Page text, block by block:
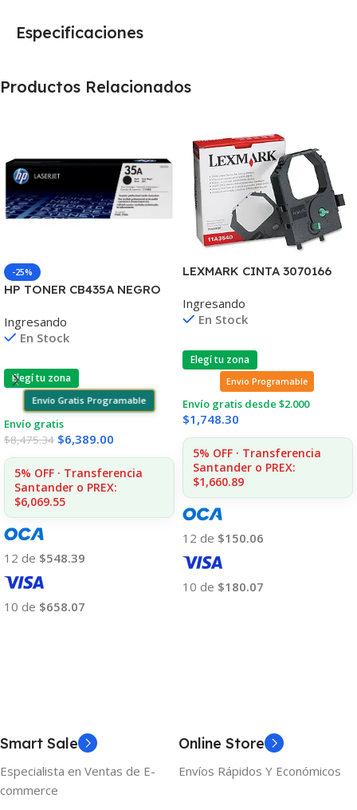
Especificaciones
Productos Relacionados
-25%
HP TONER CB435A NEGRO
COPIAS
Ingresando
En Stock
Elegí tu zona
Envío Gratis Programable
Envío gratis
$8,475.34 $6,389.00
5% OFF · Transferencia
Santander o PREX:
$6,069.55
12 de $548.39
10 de $658.07
LEXMARK CINTA 3070166
4.000 CPS 11A3540
Ingresando
En Stock
Elegí tu zona
Envio Programable
Envío gratis desde $2.000
$1,748.30
5% OFF · Transferencia
Santander o PREX:
$1,660.89
12 de $150.06
10 de $180.07
Smart Sale
Especialista en Ventas de E-
commerce
Online Store
Envíos Rápidos Y Económicos